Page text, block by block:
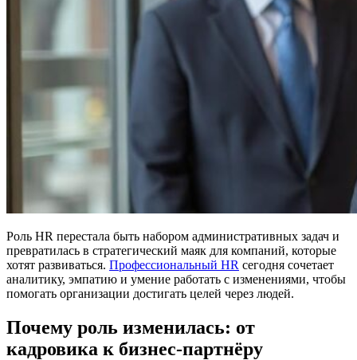
Роль HR перестала быть набором административных задач и
превратилась в стратегический маяк для компаний, которые
хотят развиваться. Профессиональный HR сегодня сочетает
аналитику, эмпатию и умение работать с изменениями, чтобы
помогать организации достигать целей через людей.
Почему роль изменилась: от
кадровика к бизнес-партнёру